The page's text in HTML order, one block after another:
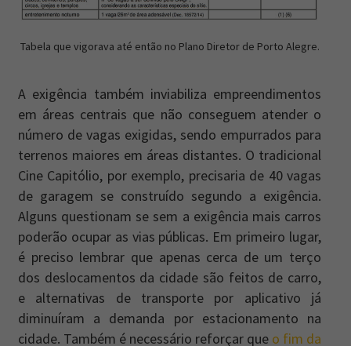
Tabela que vigorava até então no Plano Diretor de Porto Alegre.
A exigência também inviabiliza empreendimentos
em áreas centrais que não conseguem atender o
número de vagas exigidas, sendo empurrados para
terrenos maiores em áreas distantes. O tradicional
Cine Capitólio, por exemplo, precisaria de 40 vagas
de garagem se construído segundo a exigência.
Alguns questionam se sem a exigência mais carros
poderão ocupar as vias públicas. Em primeiro lugar,
é preciso lembrar que apenas cerca de um terço
dos deslocamentos da cidade são feitos de carro,
e alternativas de transporte por aplicativo já
diminuíram a demanda por estacionamento na
cidade. Também é necessário reforçar que o fim da